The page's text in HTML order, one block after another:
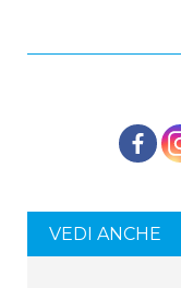
VEDI ANCHE